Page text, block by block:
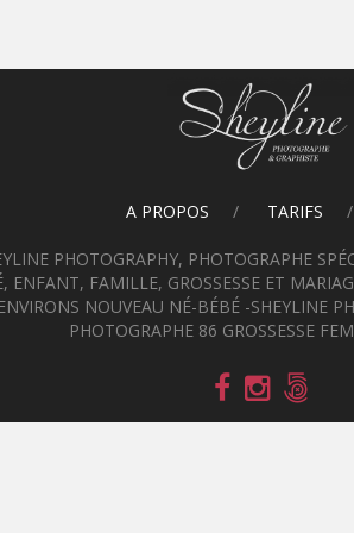
A PROPOS TARIFS
PHOTOGRAPHY, PHOTOGRAPHE
ENFANT, FAMILLE, GROSSESSE ET
ENVIRONS NOUVEAU NÉ-BÉBÉ -SHEYLINE
PHOTOGRAPHE 86 GROSSESSE